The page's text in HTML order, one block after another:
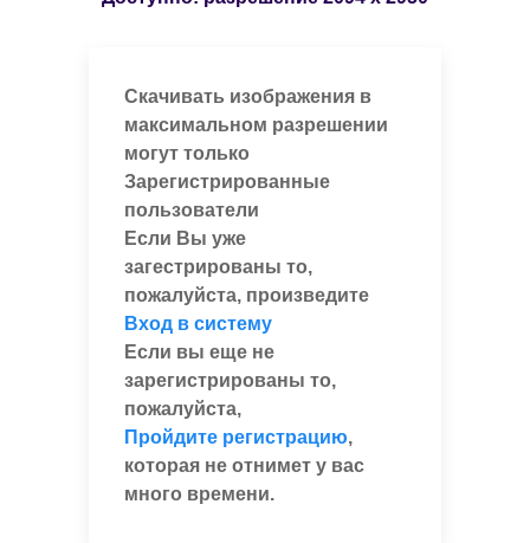
Скачивать изображения в
максимальном разрешении
могут только
Зарегистрированные
пользователи
Если Вы уже
загестрированы то,
пожалуйста, произведите
Вход в систему
Если вы еще не
зарегистрированы то,
пожалуйста,
Пройдите регистрацию,
которая не отнимет у вас
много времени.